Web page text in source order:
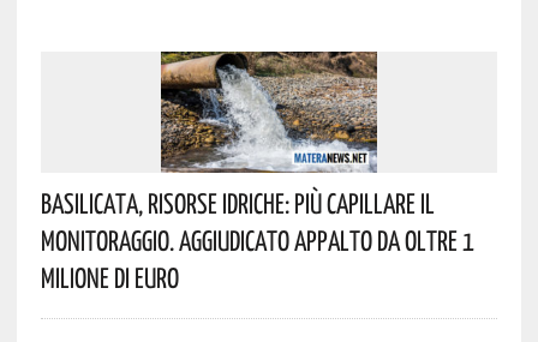
Basilicata, Risorse Idriche: Più Capillare Il
Monitoraggio. Aggiudicato Appalto Da Oltre 1
Milione Di Euro